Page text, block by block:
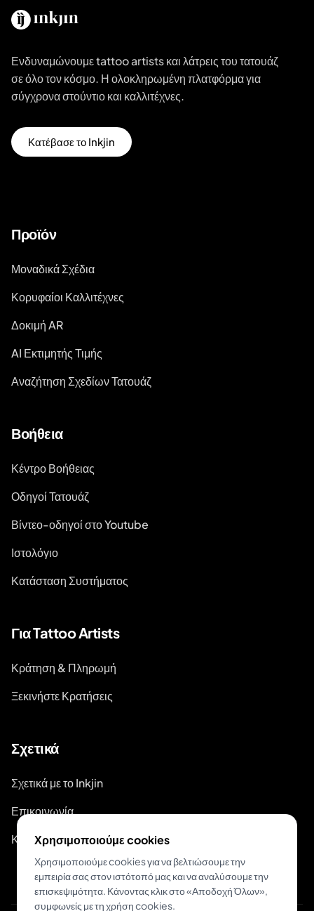
Ενδυναμώνουμε tattoo artists και λάτρεις του τατουάζ
σε όλο τον κόσμο. Η ολοκληρωμένη πλατφόρμα για
σύγχρονα στούντιο και καλλιτέχνες.
Κατέβασε το Inkjin
Προϊόν
Μοναδικά Σχέδια
Κορυφαίοι Καλλιτέχνες
Δοκιμή AR
AI Εκτιμητής Τιμής
Αναζήτηση Σχεδίων Τατουάζ
Βοήθεια
Κέντρο Βοήθειας
Οδηγοί Τατουάζ
Βίντεο-οδηγοί στο Youtube
Ιστολόγιο
Κατάσταση Συστήματος
Για Tattoo Artists
Κράτηση & Πληρωμή
Ξεκινήστε Κρατήσεις
Σχετικά
Σχετικά με το Inkjin
Επικοινωνία
Κιτ Επωνυμίας
Χρησιμοποιούμε cookies
Χρησιμοποιούμε cookies για να βελτιώσουμε την
εμπειρία σας στον ιστότοπό μας και να αναλύσουμε την
επισκεψιμότητα. Κάνοντας κλικ στο «Αποδοχή Όλων»,
συμφωνείς με τη χρήση cookies.